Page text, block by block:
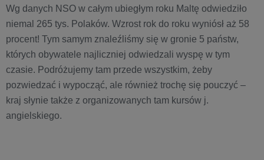
Wg danych NSO w całym ubiegłym roku Maltę odwiedziło
niemal 265 tys. Polaków. Wzrost rok do roku wyniósł aż 58
procent! Tym samym znaleźliśmy się w gronie 5 państw,
których obywatele najliczniej odwiedzali wyspę w tym
czasie. Podróżujemy tam przede wszystkim, żeby
pozwiedzać i wypocząć, ale również trochę się pouczyć –
kraj słynie także z organizowanych tam kursów j.
angielskiego.